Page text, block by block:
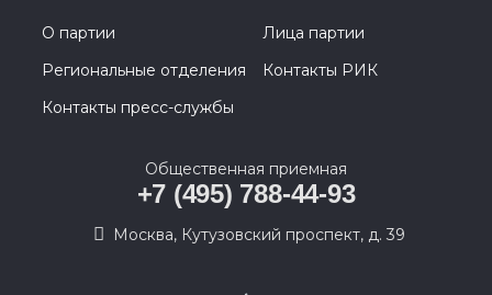
О партии
Лица партии
Региональные отделения
Контакты РИК
Контакты пресс-службы
Общественная приемная
+7 (495) 788-44-93
Москва, Кутузовский проспект, д. 39